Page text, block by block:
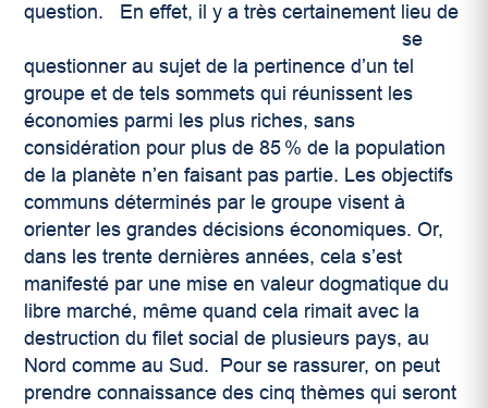
question.
En effet, il y a très certainement lieu de
se
questionner au sujet de la pertinence d’un tel
groupe et de tels sommets qui réunissent les
économies parmi les plus riches, sans
considération pour plus de 85 % de la population
de la planète n’en faisant pas partie. Les objectifs
communs déterminés par le groupe visent à
orienter les grandes décisions économiques. Or,
dans les trente dernières années, cela s’est
manifesté par une mise en valeur dogmatique du
libre marché, même quand cela rimait avec la
destruction du filet social de plusieurs pays, au
Nord comme au Sud.
Pour se rassurer, on peut
prendre connaissance des cinq thèmes qui seront